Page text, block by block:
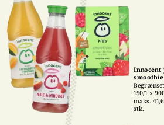
Innocent
smoothie
150/1 x
maks.
stk.